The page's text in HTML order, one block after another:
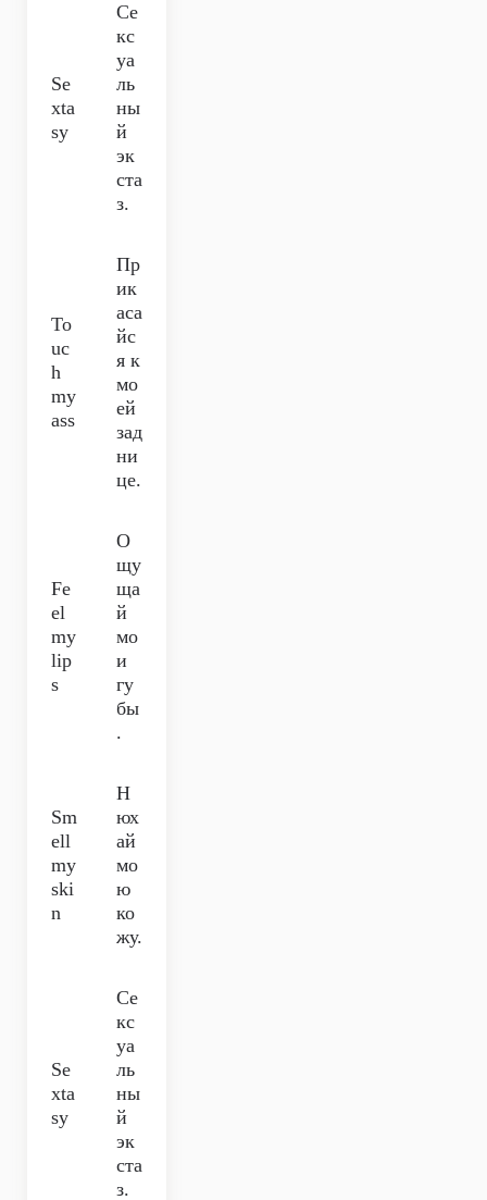
Se
xta
sy
Се
кс
уа
ль
ны
й
эк
ста
з.
To
uc
h
my
ass
Пр
ик
аса
йс
я к
мо
ей
зад
ни
це.
Fe
el
my
lip
s
О
щу
ща
й
мо
и
гу
бы
.
Sm
ell
my
ski
n
Н
юх
ай
мо
ю
ко
жу.
Se
xta
sy
Се
кс
уа
ль
ны
й
эк
ста
з.